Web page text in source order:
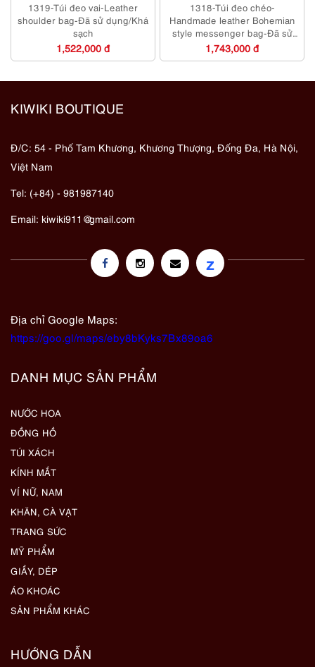
1319-Túi đeo vai-Leather
shoulder bag-Đã sử dụng/Khá
sạch
1,522,000 đ
1318-Túi đeo chéo-
Handmade leather Bohemian
style messenger bag-Đã sử
dụng/Khá sạch
1,743,000 đ
KIWIKI BOUTIQUE
Đ/C: 54 - Phố Tam Khương, Khương Thượng, Đống Đa, Hà Nội,
Việt Nam
Tel: (+84) - 981987140
Email: kiwiki911@gmail.com
z
Địa chỉ Google Maps:
https://goo.gl/maps/eby8bKyks7Bx89oa6
DANH MỤC SẢN PHẨM
NƯỚC HOA
ĐỒNG HỒ
TÚI XÁCH
KÍNH MẮT
VÍ NỮ, NAM
KHĂN, CÀ VẠT
TRANG SỨC
MỸ PHẨM
GIẦY, DÉP
ÁO KHOÁC
SẢN PHẨM KHÁC
HƯỚNG DẪN